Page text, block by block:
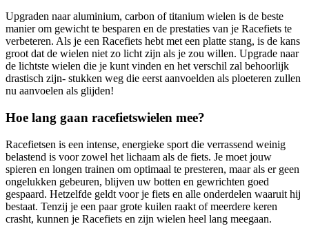
Upgraden naar aluminium, carbon of titanium wielen is de beste
manier om gewicht te besparen en de prestaties van je Racefiets te
verbeteren. Als je een Racefiets hebt met een platte stang, is de kans
groot dat de wielen niet zo licht zijn als je zou willen. Upgrade naar
de lichtste wielen die je kunt vinden en het verschil zal behoorlijk
drastisch zijn- stukken weg die eerst aanvoelden als ploeteren zullen
nu aanvoelen als glijden!
Hoe lang gaan racefietswielen mee?
Racefietsen is een intense, energieke sport die verrassend weinig
belastend is voor zowel het lichaam als de fiets. Je moet jouw
spieren en longen trainen om optimaal te presteren, maar als er geen
ongelukken gebeuren, blijven uw botten en gewrichten goed
gespaard. Hetzelfde geldt voor je fiets en alle onderdelen waaruit hij
bestaat. Tenzij je een paar grote kuilen raakt of meerdere keren
crasht, kunnen je Racefiets en zijn wielen heel lang meegaan.